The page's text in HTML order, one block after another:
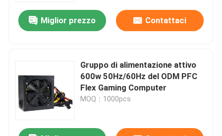
Miglior prezzo Contattaci
Gruppo di alimentazione attivo
600w 50Hz/60Hz del ODM PFC
Flex Gaming Computer
MOQ：1000pcs